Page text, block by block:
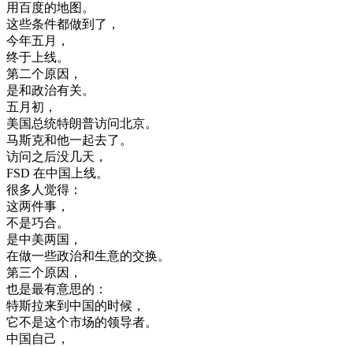
用百度的地图。
这些条件都做到了 ，
今年五月
，
终于上线。
第二个原因 ，
是和政治有关。
五月 初 ，
美国总统特朗普访问北京。
马斯克和他一起去了。
访问之后没几天 ，
FSD 在中国上线。
很多人觉得 ：
这两件事 ，
不是巧合。
是中美两国 ，
在做一些政治和生意的交换。
第三个原因 ，
也是最有意思的 ：
特斯拉来到 中国的时候 ，
它不是这个市场的领导者。
中国 自己 ，